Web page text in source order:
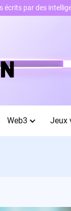
Web3 Jeux
écrits par des